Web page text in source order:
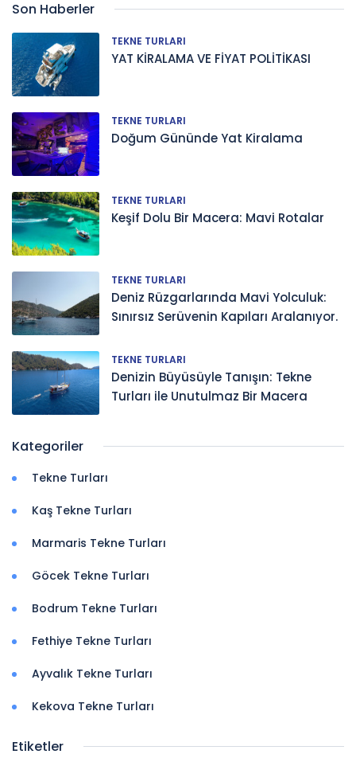
Son Haberler
TEKNE TURLARI
YAT KİRALAMA VE FİYAT POLİTİKASI
TEKNE TURLARI
Doğum Gününde Yat Kiralama
TEKNE TURLARI
Keşif Dolu Bir Macera: Mavi Rotalar
TEKNE TURLARI
Deniz Rüzgarlarında Mavi Yolculuk:
Sınırsız Serüvenin Kapıları Aralanıyor.
TEKNE TURLARI
Denizin Büyüsüyle Tanışın: Tekne
Turları ile Unutulmaz Bir Macera
Kategoriler
Tekne Turları
Kaş Tekne Turları
Marmaris Tekne Turları
Göcek Tekne Turları
Bodrum Tekne Turları
Fethiye Tekne Turları
Ayvalık Tekne Turları
Kekova Tekne Turları
Etiketler